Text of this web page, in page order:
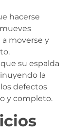
hacerse
moverse y
su espalda
la
defectos
y completo.